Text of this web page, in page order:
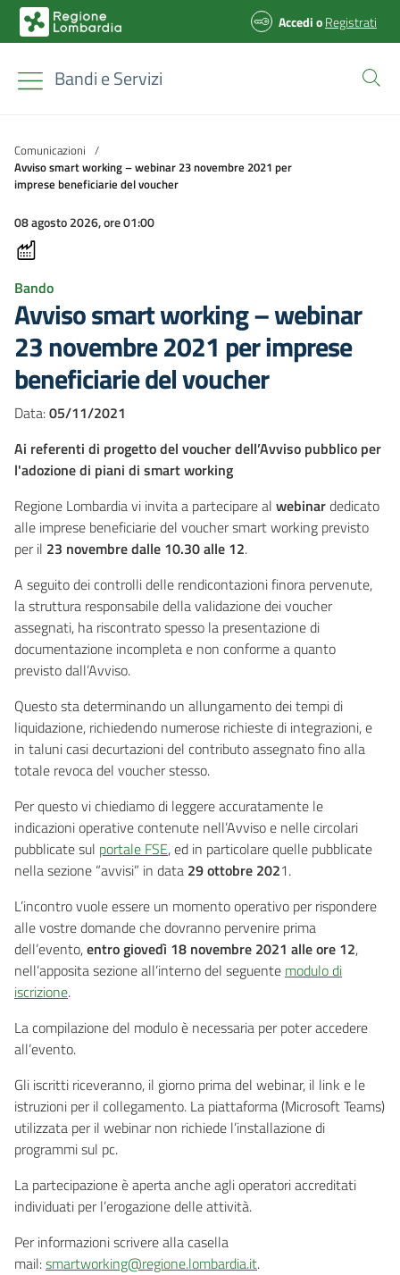
AccedioRegistrati
Bandi e Servizi
Comunicazioni /
Avviso smart working – webinar 23 novembre 2021 per
imprese beneficiarie del voucher
08 agosto 2026, ore 01:00
Bando
Avviso smart working – webinar
23 novembre 2021 per imprese
beneficiarie del voucher
Data:05/11/2021
Ai referenti di progetto del voucher dell’Avviso pubblico per
l'adozione di piani di smart working
Regione Lombardia vi invita a partecipare al webinardedicato
alle imprese beneficiarie del voucher smart working previsto
per il 23 novembre dalle 10.30 alle 12.
A seguito dei controlli delle rendicontazioni finora pervenute,
la struttura responsabile della validazione dei voucher
assegnati, ha riscontrato spesso la presentazione di
documentazione incompleta e non conforme a quanto
previsto dall’Avviso.
Questo sta determinando un allungamento dei tempi di
liquidazione, richiedendo numerose richieste di integrazioni, e
in taluni casi decurtazioni del contributo assegnato fino alla
totale revoca del voucher stesso.
Per questo vi chiediamo di leggere accuratamente le
indicazioni operative contenute nell’Avviso e nelle circolari
pubblicate sul portale FSE, ed in particolare quelle pubblicate
nella sezione “avvisi” in data 29 ottobre 2021.
L’incontro vuole essere un momento operativo per rispondere
alle vostre domande che dovranno pervenire prima
dell’evento,entro giovedì 18 novembre 2021 alle ore 12,
nell’apposita sezione all’interno del seguente modulo di
iscrizione.
La compilazione del modulo è necessaria per poter accedere
all’evento.
Gli iscritti riceveranno, il giorno prima del webinar, il link e le
istruzioni per il collegamento. La piattaforma (Microsoft Teams)
utilizzata per il webinar non richiede l’installazione di
programmi sul pc.
La partecipazione è aperta anche agli operatori accreditati
individuati per l’erogazione delle attività.
Per informazioni scrivere alla casella
mail:smartworking@regione.lombardia.it.